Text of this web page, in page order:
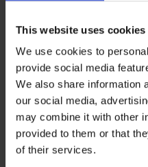
This website uses cookies
We use cookies to
provide social media
We also share information
our social media,
may combine it with other
provided to them or that
of their services.
Σουτιέν Maia 4D Soft Control
Deluxe ενισχυμένο
44,99 €